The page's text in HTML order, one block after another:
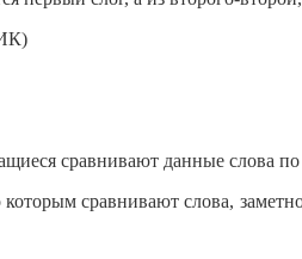
сравнивают данные слова
сравнивают слова,